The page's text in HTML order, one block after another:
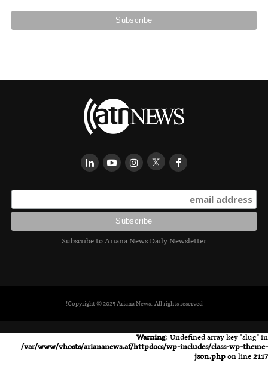
Subscribe to Ariana News Daily Newsletter
Copyright © 2025 Ariana News. All rights reserved!
Warning: Undefined array key "slug" in
/var/www/vhosts/ariananews.af/httpdocs/wp-includes/class-wp-theme-
json.phpon line2117